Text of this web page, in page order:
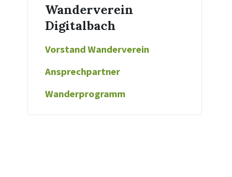
Wanderverein
Digitalbach
Vorstand Wanderverein
Ansprechpartner
Wanderprogramm